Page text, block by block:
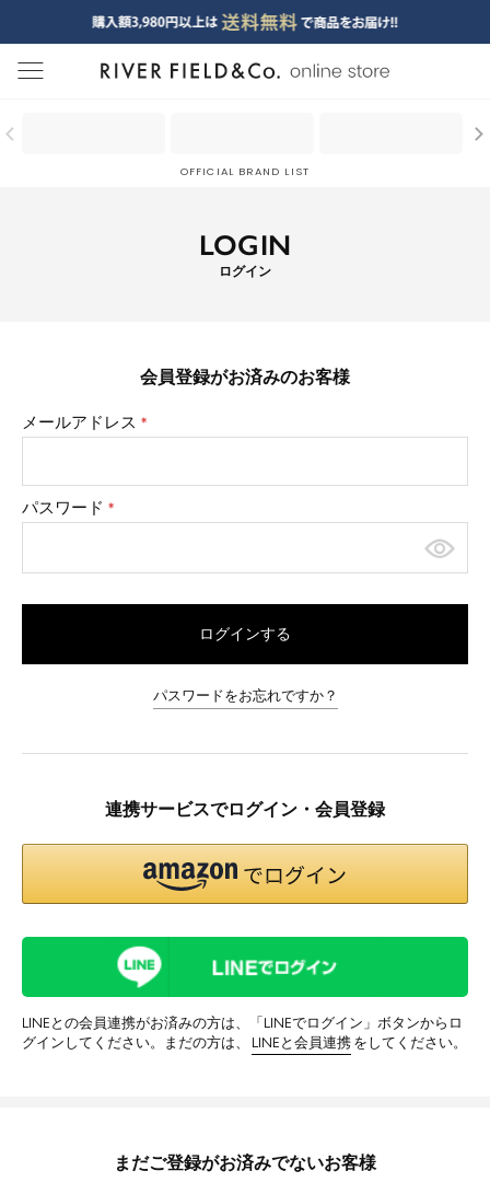
menu
OFFICIAL BRAND LIST
LOGIN
ログイン
会員登録がお済みのお客様
メールアドレス
(必
パスワード
(必
ログインする
パスワードをお忘れですか？
連携サービスでログイン・会員登録
LINEとの会員連携がお済みの方は、「LINEでログイン」ボタンからロ
グインしてください。まだの方は、
LINEと会員連携 をしてください。
まだご登録がお済みでないお客様